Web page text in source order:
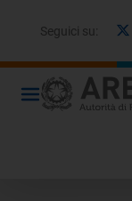
Seguici su: